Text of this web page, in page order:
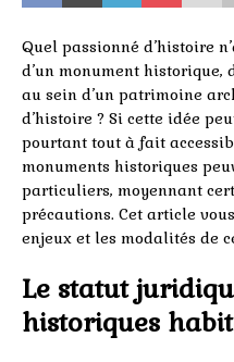
Quel passionné d’histoire
d’un monument
au sein d’un patrimoine
d’histoire ? Si cette idée
pourtant tout à fait
monuments historiques
particuliers, moyennant
précautions. Cet article
enjeux et les modalités de
Le statut
historiques